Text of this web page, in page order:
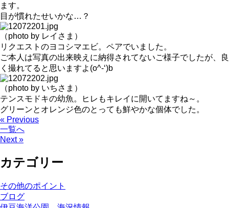
ます。
目が慣れたせいかな…？
（photo by レイさま）
リクエストのヨコシマエビ。ペアでいました。
ご本人は写真の出来映えに納得されてないご様子でしたが、良
く撮れてると思いますよ(o^-‘)b
（photo by いちさま）
テンスモドキの幼魚。ヒレもキレイに開いてますね～。
グリーンとオレンジ色のとっても鮮やかな個体でした。
« Previous
一覧へ
Next »
カテゴリー
その他のポイント
ブログ